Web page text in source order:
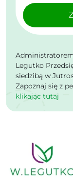
Legutko
siedzibą w
Zapoznaj się z
klikając tutaj